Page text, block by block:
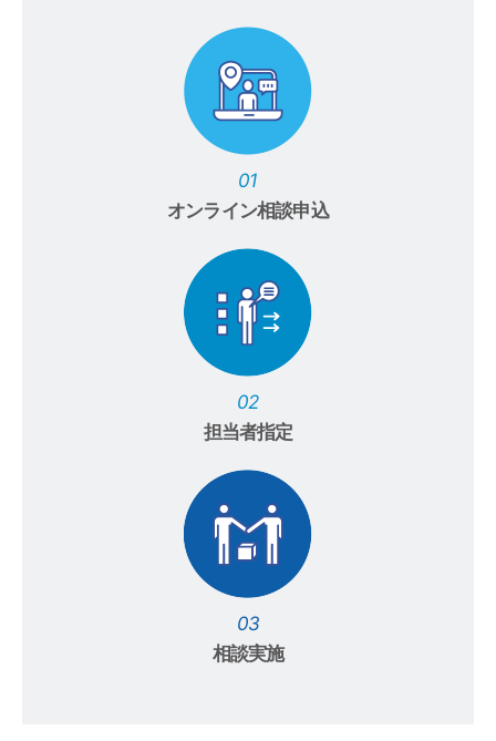
01
オンライン相談申込
02
担当者指定
03
相談実施